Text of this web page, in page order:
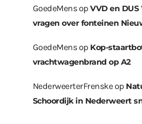
GoedeMensopVVD en
vragen over fonteinen
GoedeMensop Kop-
vrachtwagenbrand op A2
NederweerterFrenskeop
Schoordijk in Nederweert